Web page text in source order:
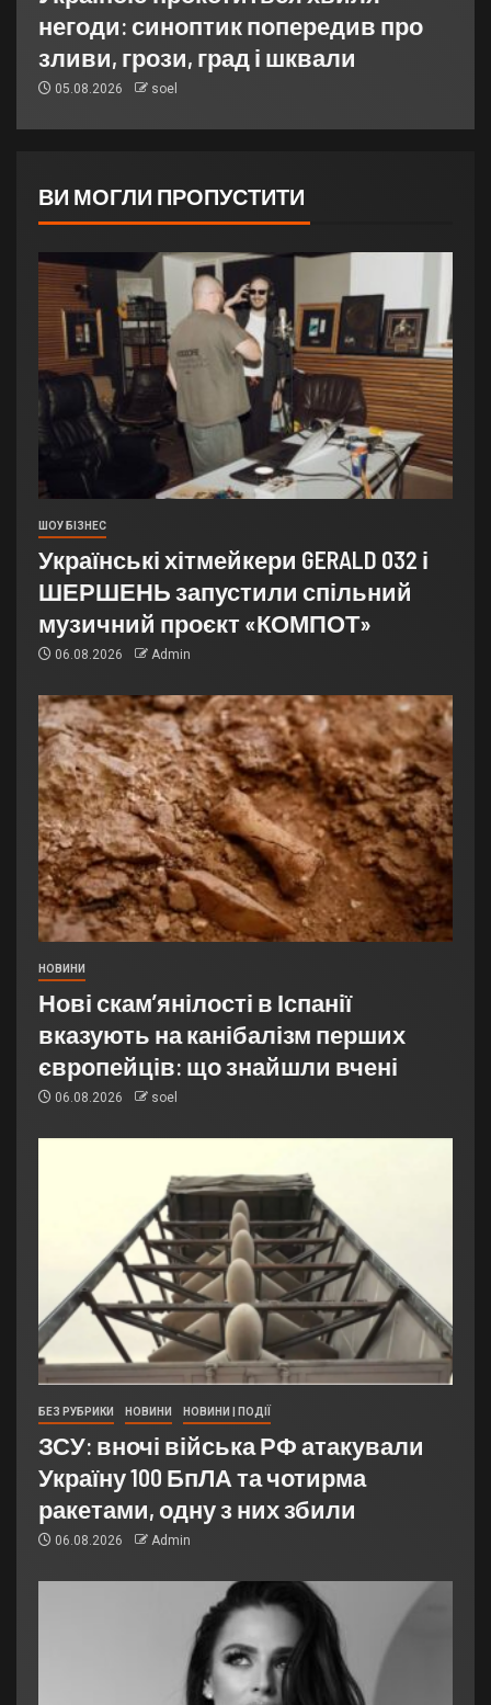
негоди: синоптик попередив про
зливи, грози, град і шквали
05.08.2026 soel
ВИ МОГЛИ ПРОПУСТИТИ
ШОУ БІЗНЕС
Українські хітмейкери GERALD 032 і
ШЕРШЕНЬ запустили спільний
музичний проєкт «КОМПОТ»
06.08.2026 Admin
НОВИНИ
Нові скам’янілості в Іспанії
вказують на канібалізм перших
європейців: що знайшли вчені
06.08.2026 soel
БЕЗ РУБРИКИ НОВИНИ НОВИНИ | ПОДІЇ
ЗСУ: вночі війська РФ атакували
Україну 100 БпЛА та чотирма
ракетами, одну з них збили
06.08.2026 Admin